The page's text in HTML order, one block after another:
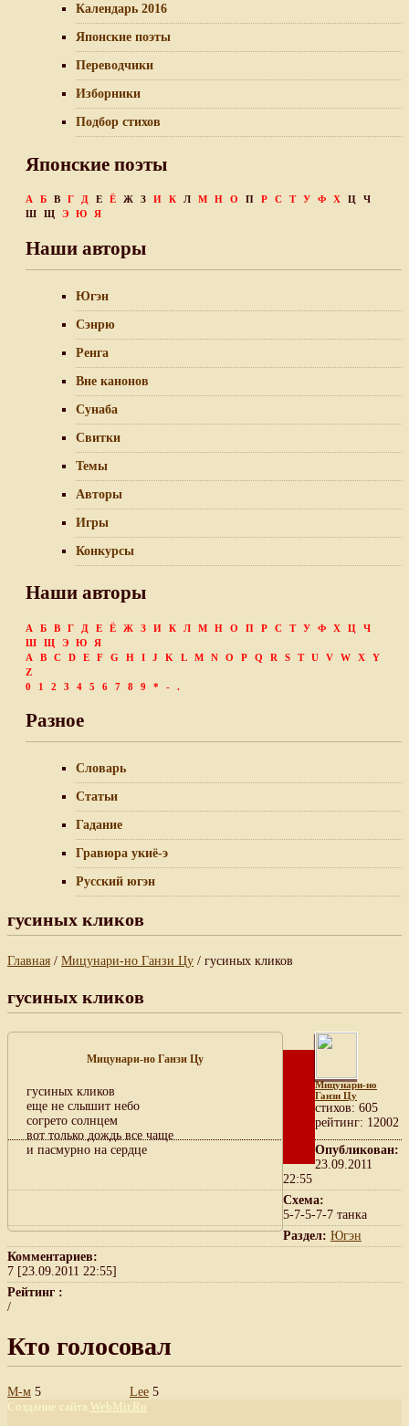
Календарь 2016
Японские поэты
Переводчики
Изборники
Подбор стихов
Японские поэты
А Б В Г Д Е Ё Ж З И К Л М Н О П Р С Т У Ф Х Ц
Ч
Ш
Щ Э Ю Я
Наши авторы
Югэн
Сэнрю
Ренга
Вне канонов
Сунаба
Свитки
Темы
Авторы
Игры
Конкурсы
Наши авторы
А Б В Г Д Е Ё Ж З И К Л М Н О П Р С Т У Ф Х Ц
Ч
Ш
Щ Э Ю
Я
A
B C D E F G H I J K L M N O P Q R S T U V W X
Y
Z
0
1 2 3 4 5 6 7 8 9 * - .
Разное
Словарь
Статьи
Гадание
Гравюра укиё-э
Русский югэн
гусиных кликов
Главная / Мицунари-но Ганзи Цу / гусиных кликов
гусиных кликов
Мицунари-но Ганзи Цу
гусиных кликов
еще не слышит небо
согрето солнцем
вот только дождь все чаще
и пасмурно на сердце
Мицунари-но
Ганзи Цу
cтихов: 605
рейтинг: 12002
Опубликован:
23.09.2011
22:55
Схема:
5-7-5-7-7 танка
Раздел: Югэн
Комментариев:
7 [23.09.2011 22:55]
Рейтинг :
/
Кто голосовал
М-м 5 Lee5
Создание сайта WebMir.Ru